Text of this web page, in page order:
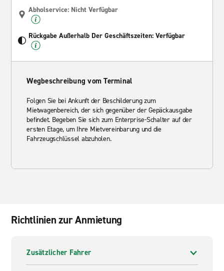
Abholservice: Nicht Verfügbar
Rückgabe Außerhalb Der Geschäftszeiten: Verfügbar
Wegbeschreibung vom Terminal
Folgen Sie bei Ankunft der Beschilderung zum
Mietwagenbereich, der sich gegenüber der Gepäckausgabe
befindet. Begeben Sie sich zum Enterprise-Schalter auf der
ersten Etage, um Ihre Mietvereinbarung und die
Fahrzeugschlüssel abzuholen.
Richtlinien zur Anmietung
Zusätzlicher Fahrer